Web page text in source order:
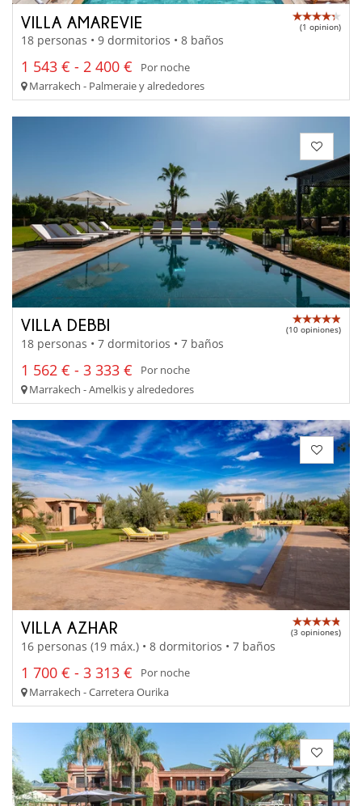
VILLA AMAREVIE (1 opinion)
18 personas • 9 dormitorios • 8 baños
1 543 € - 2 400 €
Por noche
Marrakech - Palmeraie y alrededores
VILLA DEBBI (10 opiniones)
18 personas • 7 dormitorios • 7 baños
1 562 € - 3 333 €
Por noche
Marrakech - Amelkis y alrededores
VILLA AZHAR (3 opiniones)
16 personas (19 máx.) • 8 dormitorios • 7 baños
1 700 € - 3 313 €
Por noche
Marrakech - Carretera Ourika